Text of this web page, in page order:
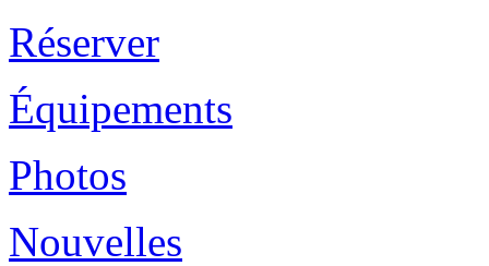
Réserver
Équipements
Photos
Nouvelles